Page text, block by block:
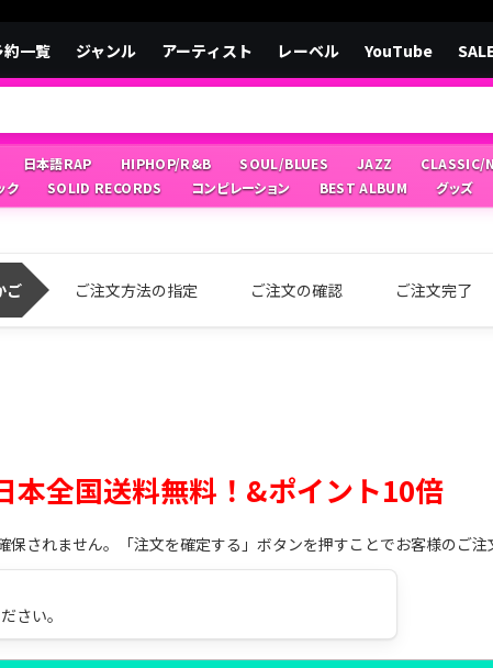
約一覧 ジャンル アーティスト レーベル YouTube
日本語RAP HIPHOP/R&B SOUL/BLUES JAZZ CLASSIC/
ク
SOLID RECORDS コンピレーション BEST ALBUM グッズ
ご ご注文方法の指定 ご注文の確認 ご注文完了
本全国送料無料！&ポイント10倍
されません。「注文を確定する」ボタンを押すことでお客様のご注
さい。